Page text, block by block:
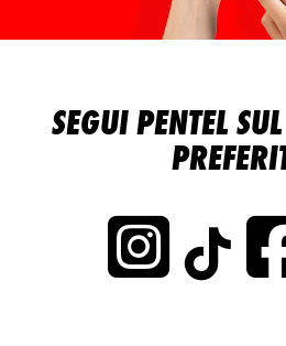
SEGUI PENTEL